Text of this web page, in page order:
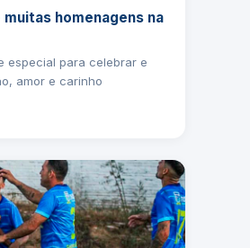
homenagens na
especial para celebrar e
amor e carinho